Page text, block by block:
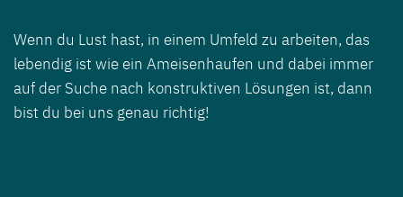
Wenn du Lust hast, in einem Umfeld zu arbeiten, das
lebendig ist wie ein Ameisenhaufen und dabei immer
auf der Suche nach konstruktiven Lösungen ist, dann
bist du bei uns genau richtig!